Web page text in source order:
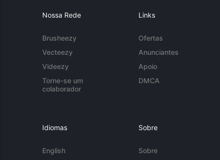
Nossa Rede
Brusheezy
Vecteezy
Videezy
Torne-se um
colaborador
Links
Ofertas
Anunciantes
Apoio
DMCA
Idiomas
English
Sobre
Sobre